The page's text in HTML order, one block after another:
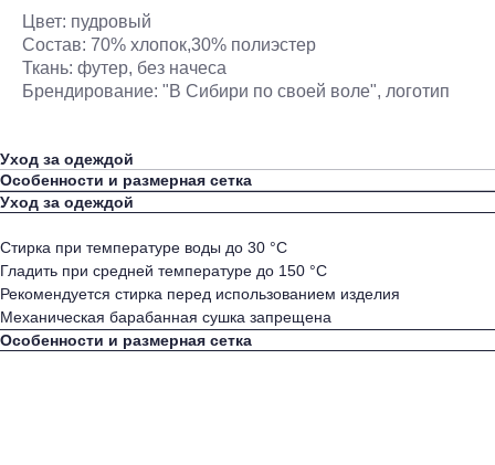
Цвет: пудровый
Состав: 70% хлопок,30% полиэстер
Ткань: футер, без начеса
Брендирование: "В Сибири по своей воле", логотип
Уход за одеждой
Особенности и размерная сетка
Уход за одеждой
Стирка при температуре воды до 30 °С
Гладить при средней температуре до 150 °С
Рекомендуется стирка перед использованием изделия
Механическая барабанная сушка запрещена
Особенности и размерная сетка